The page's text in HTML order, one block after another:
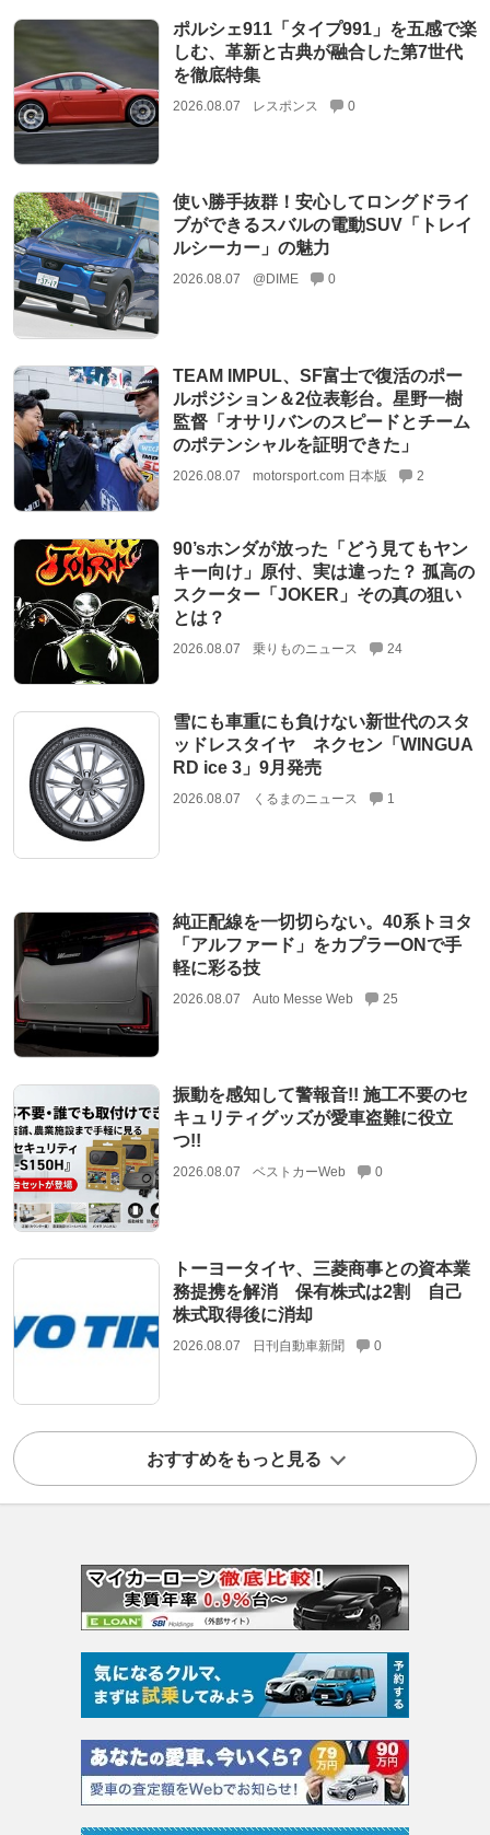
ポルシェ911「タイプ991」を五感で楽
しむ、革新と古典が融合した第7世代
を徹底特集
2026.08.07 レスポンス 0
使い勝手抜群！安心してロングドライ
ブができるスバルの電動SUV「トレイ
ルシーカー」の魅力
2026.08.07 @DIME 0
TEAM IMPUL、SF富士で復活のポー
ルポジション＆2位表彰台。星野一樹
監督「オサリバンのスピードとチーム
のポテンシャルを証明できた」
2026.08.07 motorsport.com 日本版 2
90’sホンダが放った「どう見てもヤン
キー向け」原付、実は違った？ 孤高の
スクーター「JOKER」その真の狙い
とは？
2026.08.07 乗りものニュース 24
雪にも車重にも負けない新世代のスタ
ッドレスタイヤ ネクセン「WINGUA
RD ice 3」9月発売
2026.08.07 くるまのニュース 1
純正配線を一切切らない。40系トヨタ
「アルファード」をカプラーONで手
軽に彩る技
2026.08.07 Auto Messe Web 25
振動を感知して警報音!! 施工不要のセ
キュリティグッズが愛車盗難に役立
つ!!
2026.08.07 ベストカーWeb 0
トーヨータイヤ、三菱商事との資本業
務提携を解消 保有株式は2割 自己
株式取得後に消却
2026.08.07 日刊自動車新聞 0
おすすめをもっと見る